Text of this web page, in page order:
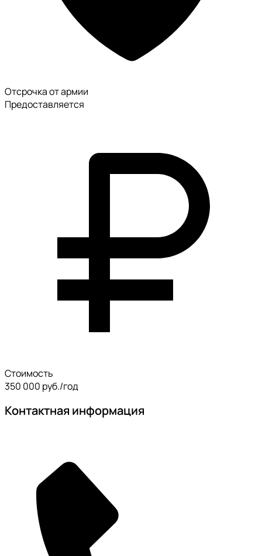
Отсрочка от армии
Предоставляется
Стоимость
350 000 руб./год
Контактная информация